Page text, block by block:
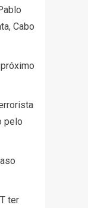
Cabo
pelo
ter